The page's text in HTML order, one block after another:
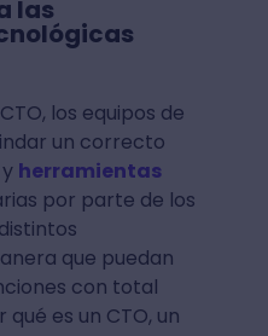
las
los equipos de
un correcto
herramientas
por parte de los
que puedan
con total
es un CTO, un